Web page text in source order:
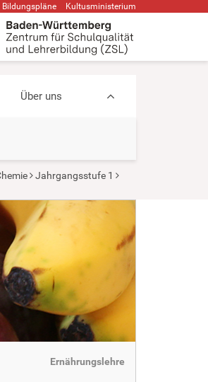
Bildungspläne Kultusministerium
Über uns
Jahrgangsstufe 1
Ernährungslehre